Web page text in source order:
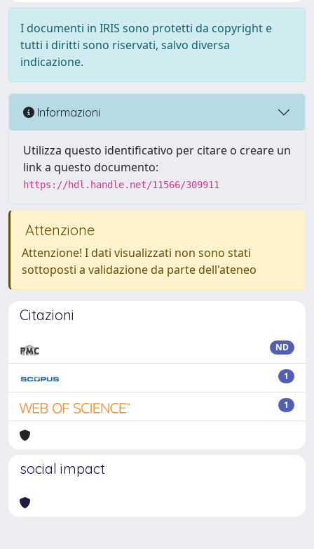
I documenti in IRIS sono protetti da copyright e
tutti i diritti sono riservati, salvo diversa
indicazione.
Informazioni
Utilizza questo identificativo per citare o creare un
link a questo documento:
https://hdl.handle.net/11566/309911
Attenzione
Attenzione! I dati visualizzati non sono stati
sottoposti a validazione da parte dell'ateneo
Citazioni
ND
1
1
social impact